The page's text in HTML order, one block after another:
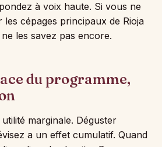
à voix haute. Si vous ne
cépages principaux de Rioja
les savez pas encore.
du programme,
marginale. Déguster
a un effet cumulatif. Quand